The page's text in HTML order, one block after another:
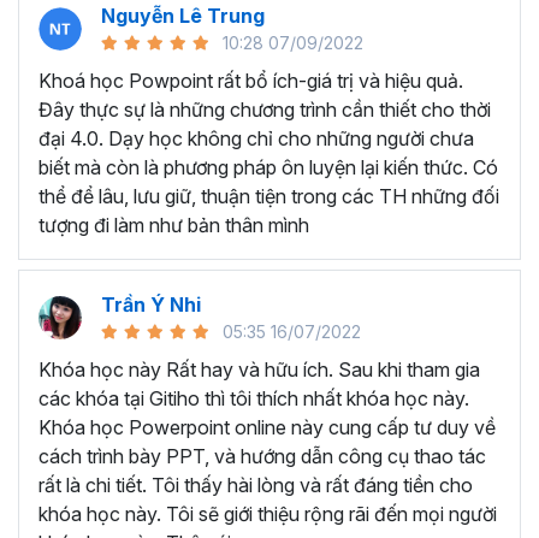
Microsoft Powerpoint là gì?
Powerpoint là một trong những ông cụ nằm trong bộ phần
mềm tin học văn phòng của Microsoft Office, đây là công
cụ trình chiếu Slide quan trọng hàng đầu nên biết hiện nay.
Trong tất cả các lĩnh vực việc tạo ra các bài thuyết trình
đẹp mắt và cuốn hút là vô cùng hiệu quả để truyền đạt
các ý tưởng tới người nghe. Powerpoint là một công cụ có
khả năng làm việc đó, công cụ này kết hợp các nội dung
văn bản, hình ảnh, video và các hiệu ứng cuốn hút giúp
bạn truyền tải các thông tin, dữ liệu báo cáo một cách hấp
dẫn.
Nghề nghiệp nào thì nên học thiết kế slide?
Bất cứ ai cần trình bày dữ liệu một cách dễ hiểu và cuốn
hút cho người khác đều được hưởng lợi từ các kỹ năng
Powerpoint học được. Ví dụ như bạn là lập trình viên cần
Powerpoint để trình bày việc phát triển một ứng dụng,
quản lý bệnh viện cần các bài thuyết trình để phác thảo
Nguyễn Lê Trung
10:28 07/09/2022
Khoá học Powpoint rất bổ ích-giá trị và hiệu quả.
Đây thực sự là những chương trình cần thiết cho thời
đại 4.0. Dạy học không chỉ cho những người chưa
biết mà còn là phương pháp ôn luyện lại kiến thức. Có
thể để lâu, lưu giữ, thuận tiện trong các TH những đối
tượng đi làm như bản thân mình
Trần Ý Nhi
05:35 16/07/2022
Khóa học này Rất hay và hữu ích. Sau khi tham gia
các khóa tại Gitiho thì tôi thích nhất khóa học này.
Khóa học Powerpoint online này cung cấp tư duy về
cách trình bày PPT, và hướng dẫn công cụ thao tác
rất là chi tiết. Tôi thấy hài lòng và rất đáng tiền cho
khóa học này. Tôi sẽ giới thiệu rộng rãi đến mọi người